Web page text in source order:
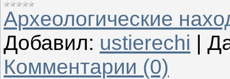
Археологические
Добавил: ustierechi |
Комментарии (0)